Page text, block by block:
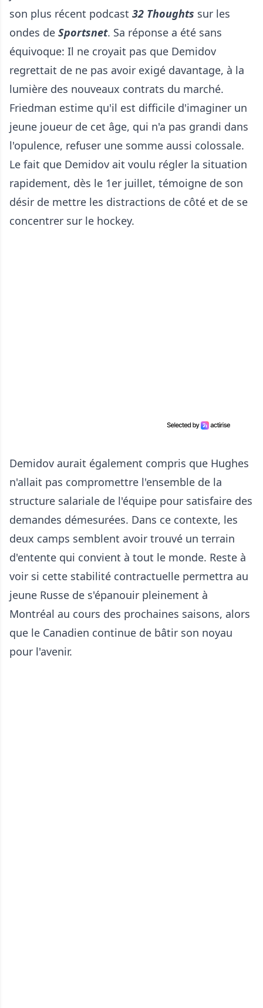
son plus récent podcast 32 Thoughts sur les
ondes de Sportsnet. Sa réponse a été sans
équivoque: Il ne croyait pas que Demidov
regrettait de ne pas avoir exigé davantage, à la
lumière des nouveaux contrats du marché.
Friedman estime qu'il est difficile d'imaginer un
jeune joueur de cet âge, qui n'a pas grandi dans
l'opulence, refuser une somme aussi colossale.
Le fait que Demidov ait voulu régler la situation
rapidement, dès le 1er juillet, témoigne de son
désir de mettre les distractions de côté et de se
concentrer sur le hockey.
Demidov aurait également compris que Hughes
n'allait pas compromettre l'ensemble de la
structure salariale de l'équipe pour satisfaire des
demandes démesurées. Dans ce contexte, les
deux camps semblent avoir trouvé un terrain
d'entente qui convient à tout le monde. Reste à
voir si cette stabilité contractuelle permettra au
jeune Russe de s'épanouir pleinement à
Montréal au cours des prochaines saisons, alors
que le Canadien continue de bâtir son noyau
pour l'avenir.